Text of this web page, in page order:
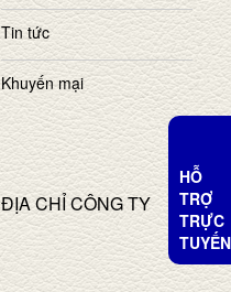
Tin tức
Khuyến mại
ĐỊA CHỈ CÔNG TY
HỖ
TRỢ
TRỰC
TUYẾN